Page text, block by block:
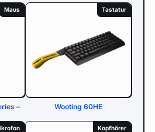
Maus
–
Tastatur
Wooting 60HE
Kopfhörer